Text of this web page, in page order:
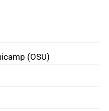
(OSU)